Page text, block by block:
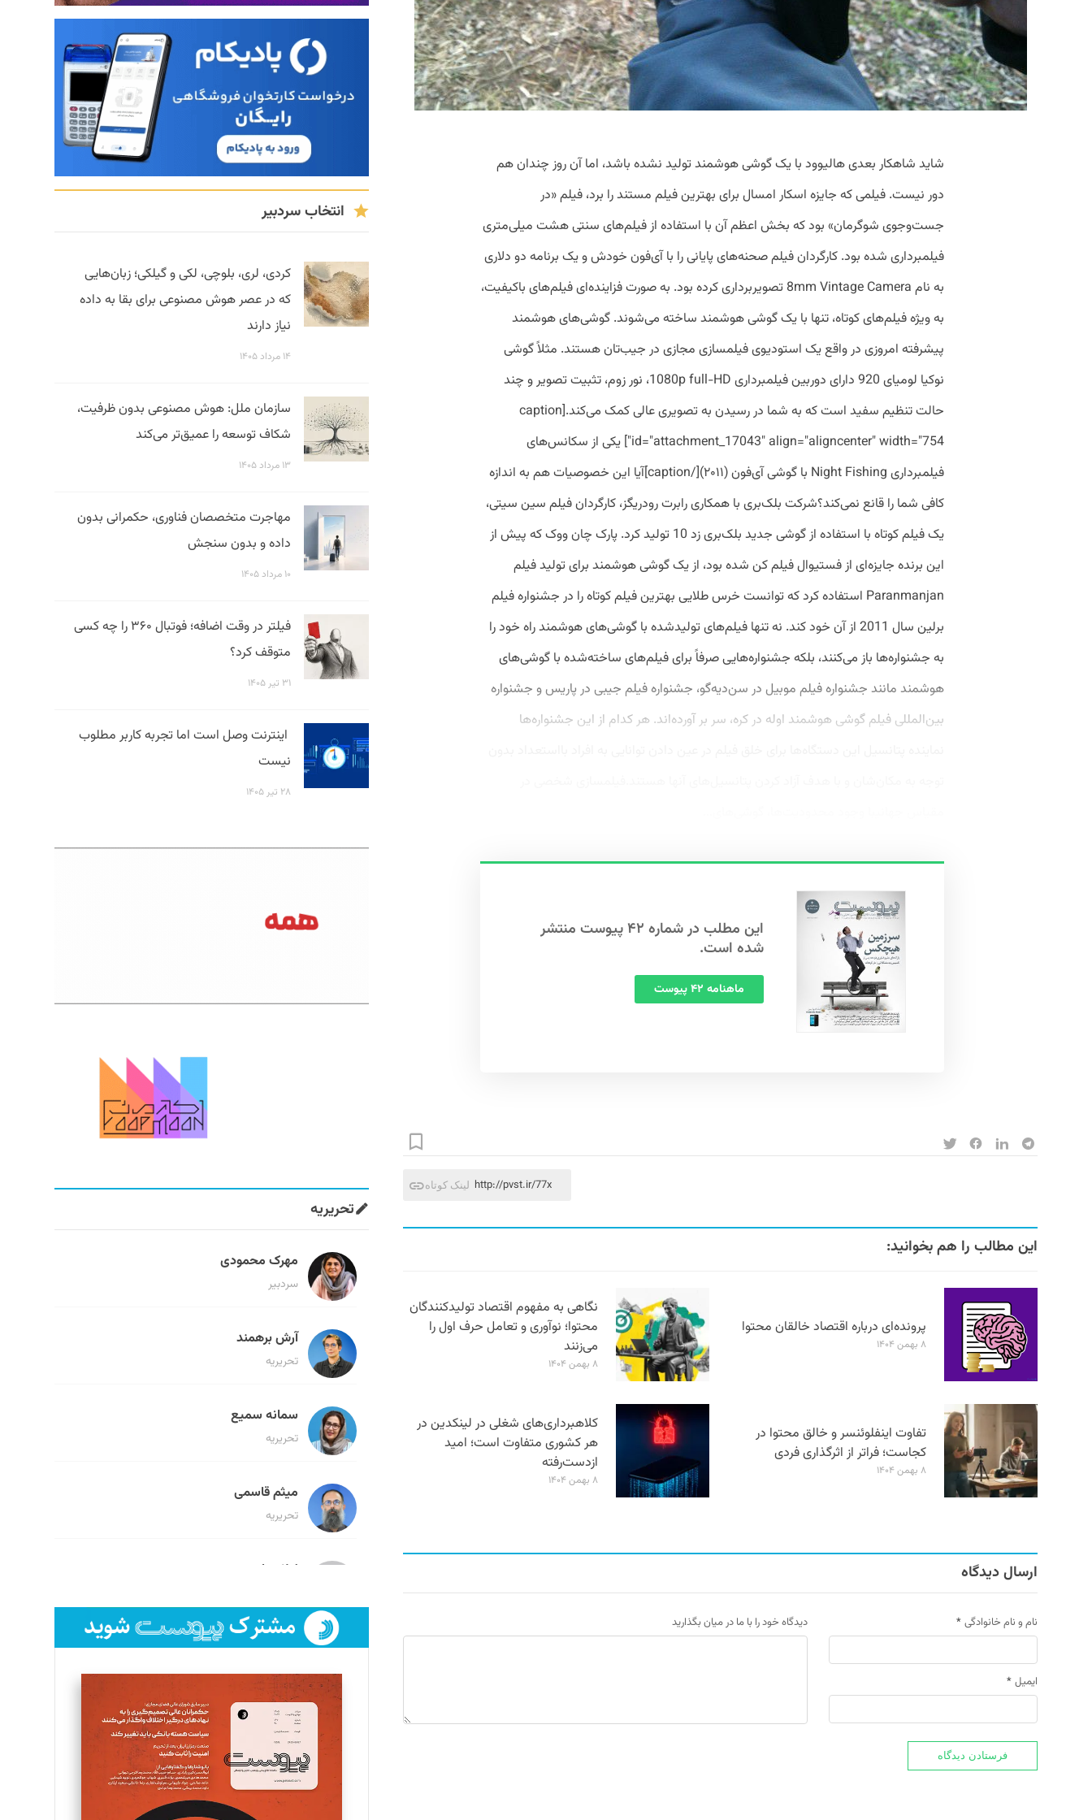
شاید شاهکار بعدی هالیوود با یک گوشی هوشمند تولید نشده باشد، اما آن روز چندان هم
دور نیست. فیلمی که جایزه اسکار امسال برای بهترین فیلم مستند را برد، فیلم «در
جست‌وجوی شوگرمان» بود که بخش اعظم آن با استفاده از فیلم‌های سنتی هشت میلی‌متری
فیلمبرداری شده بود. کارگردان فیلم صحنه‌های پایانی را با آی‌فون خودش و یک برنامه دو دلاری
به نام 8mm Vintage Camera تصویربرداری کرده بود. به صورت فزاینده‌ای فیلم‌های باکیفیت،
به ویژه فیلم‌های کوتاه، تنها با یک گوشی هوشمند ساخته می‌شوند. گوشی‌های هوشمند
پیشرفته امروزی در واقع یک استودیوی فیلمسازی مجازی در جیب‌تان هستند. مثلاً گوشی
نوکیا لومیای 920 دارای دوربین فیلمبرداری 1080p full-HD، نور زوم، تثبیت تصویر و چند
حالت تنظیم سفید است که به شما در رسیدن به تصویری عالی کمک می‌کند.[caption
id="attachment_17043" align="aligncenter" width="754"] یکی از سکانس‌های
فیلمبرداری Night Fishing با گوشی آی‌فون (۲۰۱۱)[/caption]آیا این خصوصیات هم به اندازه
کافی شما را قانع نمی‌کند؟شرکت بلک‌بری با همکاری رابرت رودریگز، کارگردان فیلم سین سیتی،
یک فیلم کوتاه با استفاده از گوشی جدید بلک‌بری زد 10 تولید کرد. پارک چان ووک که پیش از
این برنده جایزه‌ای از فستیوال فیلم کن شده بود، از یک گوشی هوشمند برای تولید فیلم
Paranmanjan استفاده کرد که توانست خرس طلایی بهترین فیلم کوتاه را در جشنواره فیلم
برلین سال 2011 از آن خود کند. نه تنها فیلم‌های تولیدشده با گوشی‌های هوشمند راه خود را
به جشنواره‌ها باز می‌کنند، بلکه جشنواره‌هایی صرفاً برای فیلم‌های ساخته‌شده با گوشی‌های
هوشمند مانند جشنواره فیلم موبیل در سن‌دیه‌گو، جشنواره فیلم جیبی در پاریس و جشنواره
بین‌المللی فیلم گوشی هوشمند اوله در کره، سر بر آورده‌اند. هر کدام از این جشنواره‌ها
این مطلب در شماره ۴۲ پیوست منتشر
شده است.
ماهنامه ۴۲ پیوست
لینک کوتاه http://pvst.ir/77x
این مطالب را هم بخوانید:
پرونده‌ای درباره اقتصاد خالقان محتوا
۸ بهمن ۱۴۰۴
نگاهی به مفهوم اقتصاد تولیدکنندگان
محتوا؛ نوآوری و تعامل حرف اول را
می‌زنند
۸ بهمن ۱۴۰۴
تفاوت اینفلوئنسر و خالق محتوا در
کجاست؛ فراتر از اثرگذاری فردی
۸ بهمن ۱۴۰۴
کلاهبرداری‌های شغلی در لینکدین در
هر کشوری متفاوت است؛ امید
ازدست‌رفته
۸ بهمن ۱۴۰۴
ارسال دیدگاه
نام و نام خانوادگی *
ایمیل *
دیدگاه خود را با ما در میان بگذارید
انتخاب سردبیر
کردی، لری، بلوچی، لکی و گیلکی؛ زبان‌هایی
که در عصر هوش مصنوعی برای بقا به داده
نیاز دارند
۱۴ مرداد ۱۴۰۵
سازمان ملل: هوش مصنوعی بدون ظرفیت،
شکاف توسعه را عمیق‌تر می‌کند
۱۳ مرداد ۱۴۰۵
مهاجرت متخصصان فناوری، حکمرانی بدون
داده و بدون سنجش
۱۰ مرداد ۱۴۰۵
فیلتر در وقت اضافه؛ فوتبال ۳۶۰ را چه کسی
متوقف کرد؟
۳۱ تیر ۱۴۰۵
اینترنت وصل است اما تجربه کاربر مطلوب
نیست
۲۸ تیر ۱۴۰۵
تحریریه
مهرک محمودی
سردبیر
آرش برهمند
تحریریه
سمانه سمیع
تحریریه
میثم قاسمی
تحریریه
لیلا حنارود
فائزه فتحی رستمی
تحریریه
سروش کرمیان
تحریریه
مینا پاکدل